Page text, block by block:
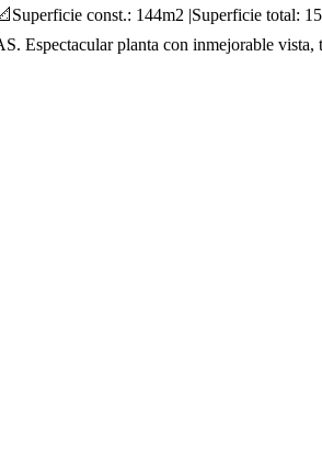
const.: 144m2 |Superficie total:
Espectacular planta con inmejorable